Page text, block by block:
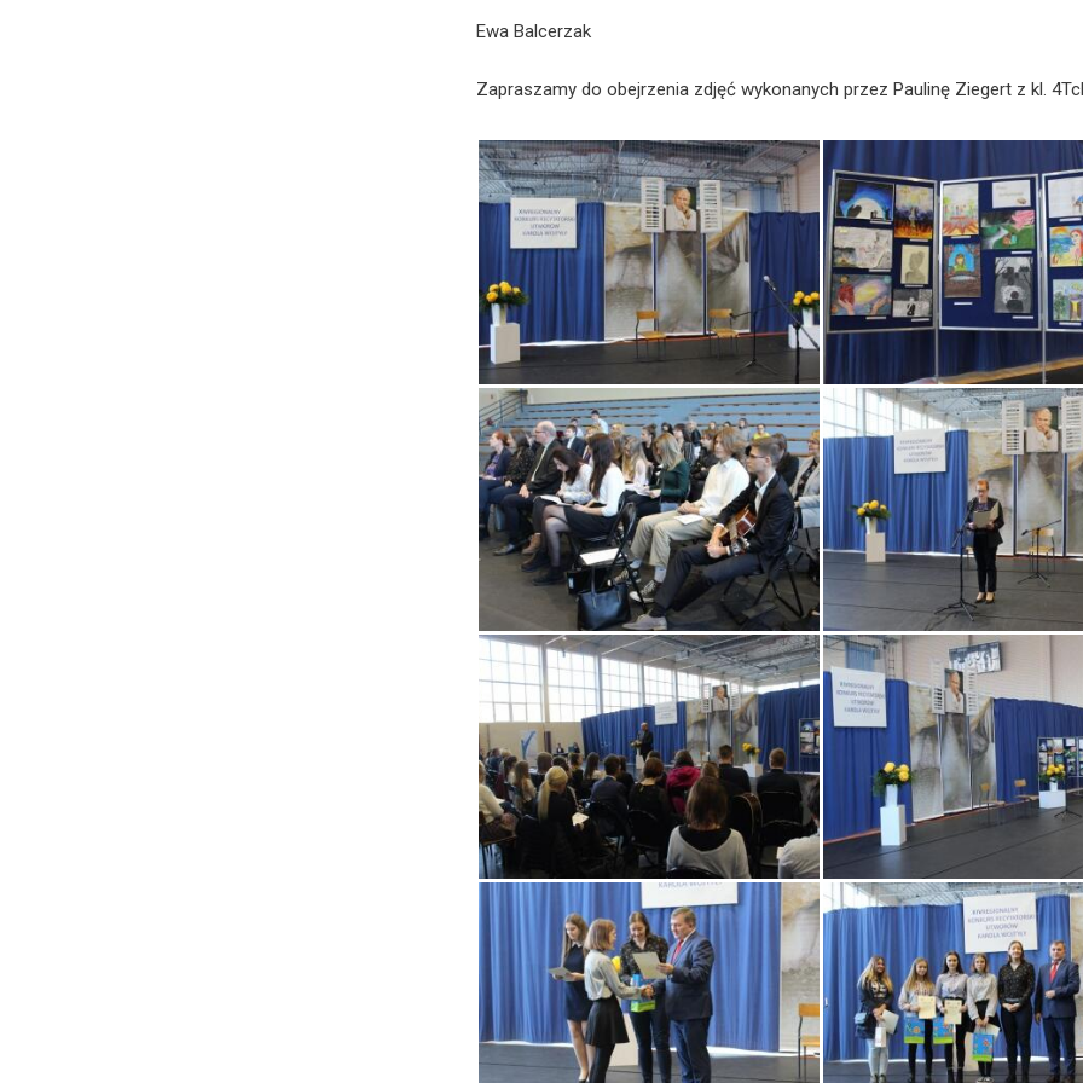
Ewa Balcerzak
Zapraszamy do obejrzenia zdjęć wykonanych przez Paulinę Ziegert z kl.